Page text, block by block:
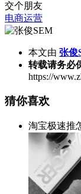
交个朋友
电商运营
本文由 张俊
转载请务必
https://
猜你喜欢
淘宝极速推